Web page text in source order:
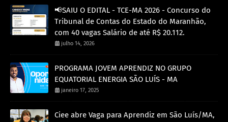
📢SAIU O EDITAL - TCE-MA 2026 - Concurso do
Tribunal de Contas do Estado do Maranhão,
com 40 vagas Salário de até R$ 20.112.
julho 14, 2026
PROGRAMA JOVEM APRENDIZ NO GRUPO
EQUATORIAL ENERGIA SÃO LUÍS - MA
janeiro 17, 2025
Ciee abre Vaga para Aprendiz em São Luís/MA,